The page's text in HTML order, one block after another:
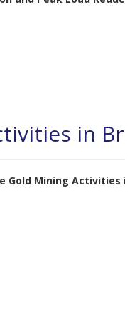
in
Gold Mining Activities